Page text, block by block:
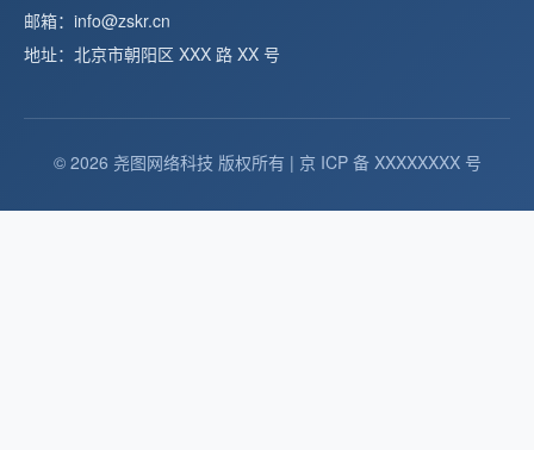
邮箱：info@zskr.cn
地址：北京市朝阳区 XXX 路 XX 号
© 2026 尧图网络科技 版权所有 | 京 ICP 备 XXXXXXXX 号